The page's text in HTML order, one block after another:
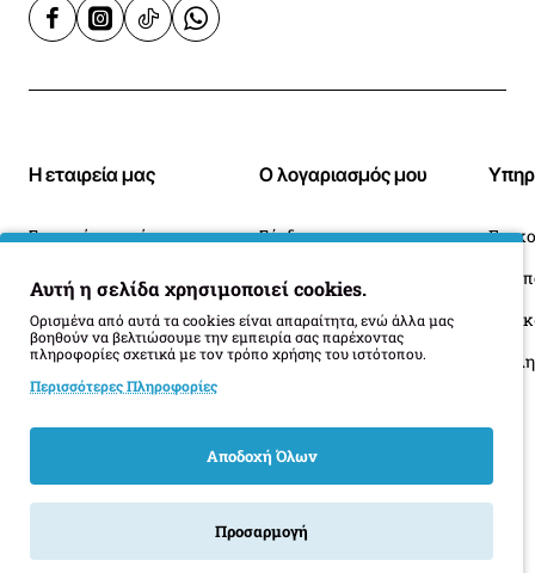
Η εταιρεία μας
Σχετικά με εμάς
Blog
Πληροφορίες Παράδοσης
Όροι Επιστροφής
Ο λογαριασμός μου
Σύνδεση
Ιστορικό Παραγγελιών
Επιστροφές
Product Filter
Αυτή η σελίδα χρησιμοποιεί cookies.
Ορισμένα από αυτά τα cookies είναι απαραίτητα, ενώ άλλα μας
βοηθούν να βελτιώσουμε την εμπειρία σας παρέχοντας
πληροφορίες σχετικά με τον τρόπο χρήσης του ιστότοπου.
Περισσότερες Πληροφορίες
Αποδοχή Όλων
Προσαρμογή